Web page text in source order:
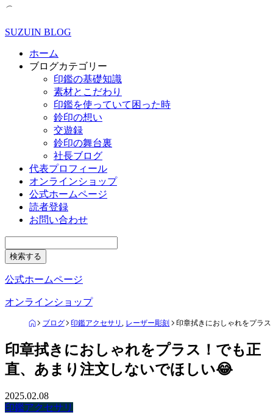
SUZUIN BLOG
ホーム
ブログカテゴリー
印鑑の基礎知識
素材とこだわり
印鑑を使っていて困った時
鈴印の想い
交遊録
鈴印の舞台裏
社長ブログ
代表プロフィール
オンラインショップ
公式ホームページ
読者登録
お問い合わせ
公式ホームページ
オンラインショップ
ブログ 印鑑アクセサリ, レーザー彫刻 印章拭きにおしゃれをプラ
印章拭きにおしゃれをプラス！でも正
直、あまり注文しないでほしい😂
2025.02.08
印鑑アクセサリ